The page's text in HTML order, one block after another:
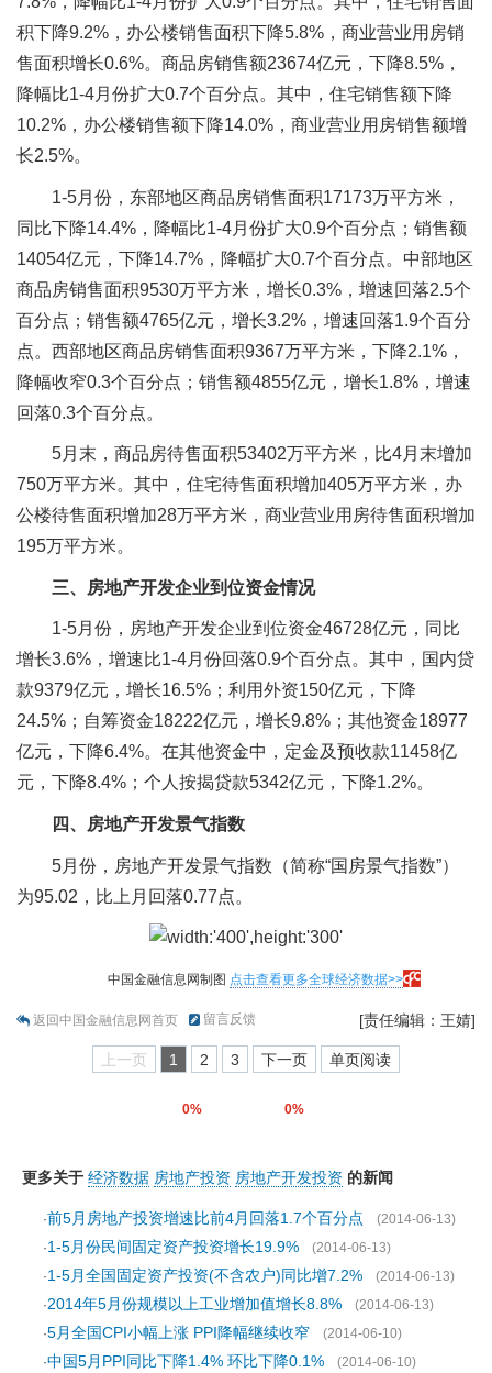
积下降9.2%，办公楼销售面积下降5.8%，商业营业用房销
售面积增长0.6%。商品房销售额23674亿元，下降8.5%，
降幅比1-4月份扩大0.7个百分点。其中，住宅销售额下降
10.2%，办公楼销售额下降14.0%，商业营业用房销售额增
长2.5%。
1-5月份，东部地区商品房销售面积17173万平方米，
同比下降14.4%，降幅比1-4月份扩大0.9个百分点；销售额
14054亿元，下降14.7%，降幅扩大0.7个百分点。中部地区
商品房销售面积9530万平方米，增长0.3%，增速回落2.5个
百分点；销售额4765亿元，增长3.2%，增速回落1.9个百分
点。西部地区商品房销售面积9367万平方米，下降2.1%，
降幅收窄0.3个百分点；销售额4855亿元，增长1.8%，增速
回落0.3个百分点。
5月末，商品房待售面积53402万平方米，比4月末增加
750万平方米。其中，住宅待售面积增加405万平方米，办
公楼待售面积增加28万平方米，商业营业用房待售面积增加
195万平方米。
三、房地产开发企业到位资金情况
1-5月份，房地产开发企业到位资金46728亿元，同比
增长3.6%，增速比1-4月份回落0.9个百分点。其中，国内贷
款9379亿元，增长16.5%；利用外资150亿元，下降
24.5%；自筹资金18222亿元，增长9.8%；其他资金18977
亿元，下降6.4%。在其他资金中，定金及预收款11458亿
元，下降8.4%；个人按揭贷款5342亿元，下降1.2%。
四、房地产开发景气指数
5月份，房地产开发景气指数（简称“国房景气指数”）
为95.02，比上月回落0.77点。
中国金融信息网制图 点击查看更多全球经济数据>>
返回中国金融信息网首页 留言反馈 [责任编辑：王婧]
上一页 1 2 3 下一页 单页阅读
0% 0%
更多关于 经济数据 房地产投资 房地产开发投资 的新闻
·前5月房地产投资增速比前4月回落1.7个百分点
(2014-06-13)
·1-5月份民间固定资产投资增长19.9%
(2014-06-13)
·1-5月全国固定资产投资(不含农户)同比增7.2%
(2014-06-13)
·2014年5月份规模以上工业增加值增长8.8%
(2014-06-13)
·5月全国CPI小幅上涨 PPI降幅继续收窄
(2014-06-10)
·中国5月PPI同比下降1.4% 环比下降0.1% (2014-06-10)